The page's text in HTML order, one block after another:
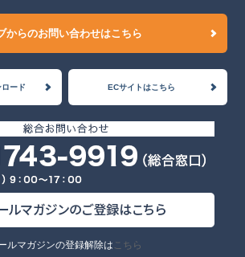
からのお問い合わせはこちら
ード ECサイトはこちら
ルマガジンの登録解除は こちら